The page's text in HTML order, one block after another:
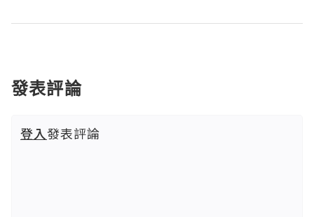
發表評論
登入發表評論